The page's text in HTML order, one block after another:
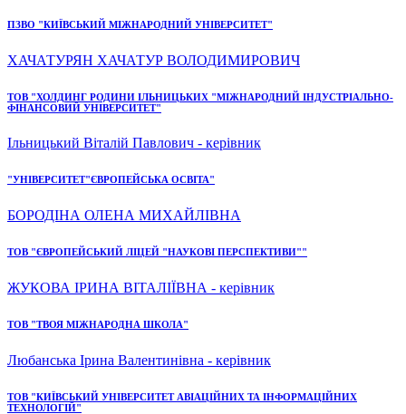
ПЗВО "КИЇВСЬКИЙ МІЖНАРОДНИЙ УНІВЕРСИТЕТ"
ХАЧАТУРЯН ХАЧАТУР ВОЛОДИМИРОВИЧ
ТОВ "ХОЛДИНГ РОДИНИ ІЛЬНИЦЬКИХ "МІЖНАРОДНИЙ ІНДУСТРІАЛЬНО-
ФІНАНСОВИЙ УНІВЕРСИТЕТ"
Ільницький Віталій Павлович - керівник
"УНІВЕРСИТЕТ"ЄВРОПЕЙСЬКА ОСВІТА"
БОРОДІНА ОЛЕНА МИХАЙЛІВНА
ТОВ "ЄВРОПЕЙСЬКИЙ ЛІЦЕЙ "НАУКОВІ ПЕРСПЕКТИВИ""
ЖУКОВА ІРИНА ВІТАЛІЇВНА - керівник
ТОВ "ТВОЯ МІЖНАРОДНА ШКОЛА"
Любанська Ірина Валентинівна - керівник
ТОВ "КИЇВСЬКИЙ УНІВЕРСИТЕТ АВІАЦІЙНИХ ТА ІНФОРМАЦІЙНИХ
ТЕХНОЛОГІЙ"